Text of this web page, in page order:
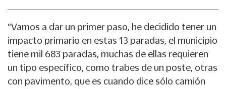
“Vamos a dar un primer paso, he decidido tener un
impacto primario en estas 13 paradas, el municipio
tiene mil 683 paradas, muchas de ellas requieren
un tipo específico, como trabes de un poste, otras
con pavimento, que es cuando dice sólo camión